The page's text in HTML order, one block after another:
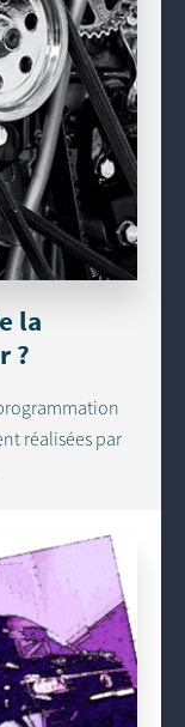
la
?
réalisées par